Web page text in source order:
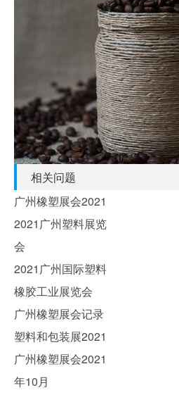
相关问题
广州橡塑展会2021
2021广州塑料展览
会
2021广州国际塑料
橡胶工业展览会
广州橡塑展会记录
塑料和包装展2021
广州橡塑展会2021
年10月